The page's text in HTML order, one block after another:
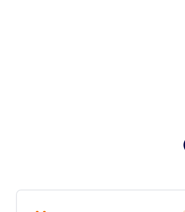
Módulos de IKOMSOFT